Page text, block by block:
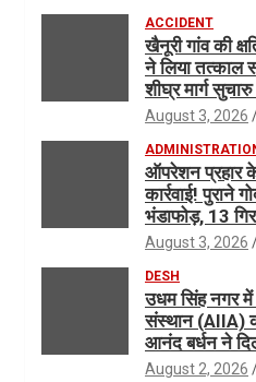
ACCIDENT
खैनूरी गांव की
ने लिया तत्काल
शीघ्र मार्ग
August 3, 2026
ऑपरेशन प्रहार के
कार्रवाई!
भंडाफोड़, 13
August 3, 2026
DESH
उधम सिंह नगर
संस्थान (AIIA)
आनंद बर्धन ने
August 2, 2026